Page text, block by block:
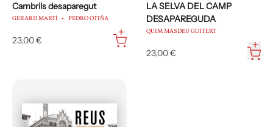
Cambrils desaparegut
GERARD MARTÍ PEDRO OTIÑA
23,00 €
LA SELVA DEL CAMP
DESAPAREGUDA
QUIM MASDEU GUITERT
23,00 €